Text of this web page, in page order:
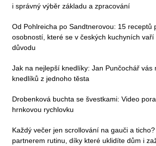
i správný výběr základu a zpracování
Od Pohlreicha po Sandtnerovou: 15 receptů
osobností, které se v českých kuchyních vaří
důvodu
Jak na nejlepší knedlíky: Jan Punčochář vás
knedlíků z jednoho těsta
Drobenková buchta se švestkami: Video
hrnkovou rychlovku
Každý večer jen scrollování na gauči a
partnerem rutinu, díky které uklidíte dům i